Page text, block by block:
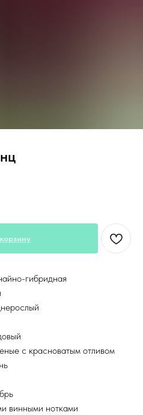
гибридная
с красноватым отливом
винными нотками